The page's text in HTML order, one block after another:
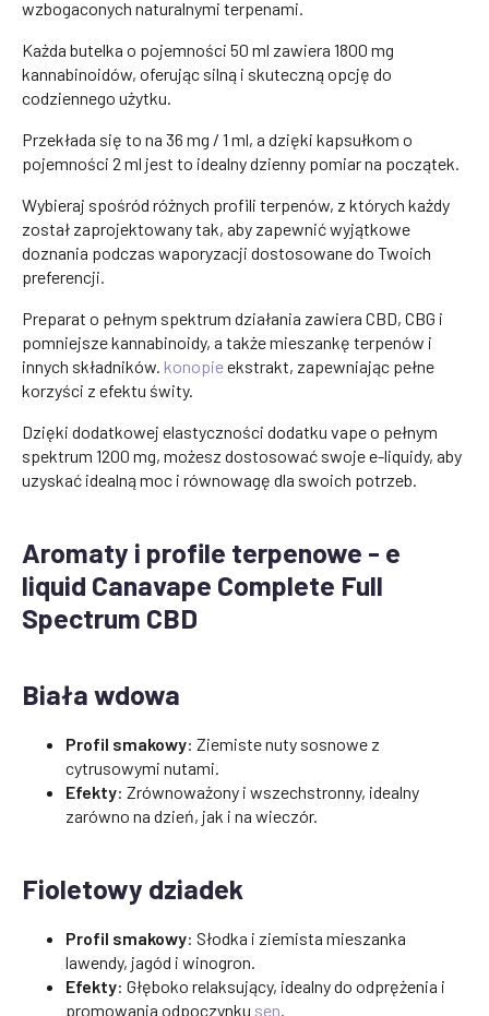
wzbogaconych naturalnymi terpenami.
Każda butelka o pojemności 50 ml zawiera 1800 mg
kannabinoidów, oferując silną i skuteczną opcję do
codziennego użytku.
Przekłada się to na 36 mg / 1 ml, a dzięki kapsułkom o
pojemności 2 ml jest to idealny dzienny pomiar na początek.
Wybieraj spośród różnych profili terpenów, z których każdy
został zaprojektowany tak, aby zapewnić wyjątkowe
doznania podczas waporyzacji dostosowane do Twoich
preferencji.
Preparat o pełnym spektrum działania zawiera CBD, CBG i
pomniejsze kannabinoidy, a także mieszankę terpenów i
innych składników. konopieekstrakt, zapewniając pełne
korzyści z efektu świty.
Dzięki dodatkowej elastyczności dodatku vape o pełnym
spektrum 1200 mg, możesz dostosować swoje e-liquidy, aby
uzyskać idealną moc i równowagę dla swoich potrzeb.
Aromaty i profile terpenowe - e
liquid Canavape Complete Full
Spectrum CBD
Biała wdowa
Profil smakowy: Ziemiste nuty sosnowe z
cytrusowymi nutami.
Efekty: Zrównoważony i wszechstronny, idealny
zarówno na dzień, jak i na wieczór.
Fioletowy dziadek
Profil smakowy: Słodka i ziemista mieszanka
lawendy, jagód i winogron.
Efekty: Głęboko relaksujący, idealny do odprężenia i
promowania odpoczynku sen.